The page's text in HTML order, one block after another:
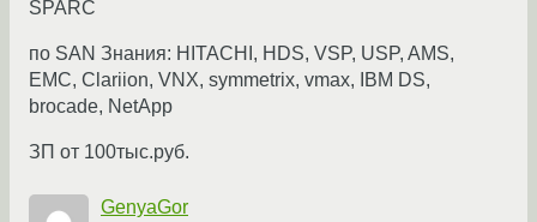
SPARC
по SAN Знания: HITACHI, HDS, VSP, USP, AMS,
EMC, Clariion, VNX, symmetrix, vmax, IBM DS,
brocade, NetApp
ЗП от 100тыс.руб.
GenyaGor